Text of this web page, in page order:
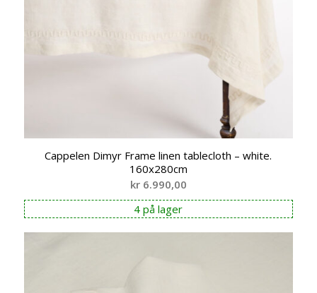
Cappelen Dimyr Frame linen tablecloth – white.
160x280cm
kr6.990,00
4 på lager